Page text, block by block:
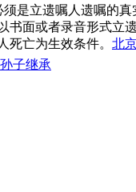
是立遗嘱人遗嘱的
面或者录音形式立
亡为生效条件。 北
子继承